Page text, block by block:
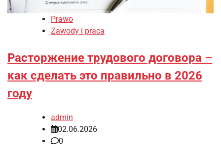
Prawo
Zawody i praca
Расторжение трудового договора –
как сделать это правильно в 2026
году
admin
02.06.2026
0